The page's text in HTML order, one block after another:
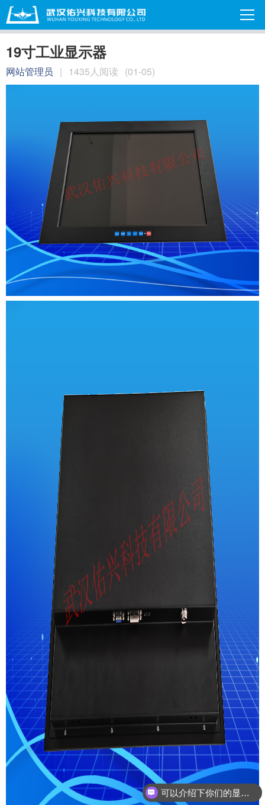
19寸工业显示器
网站管理员 | 1435人阅读 (01-05)